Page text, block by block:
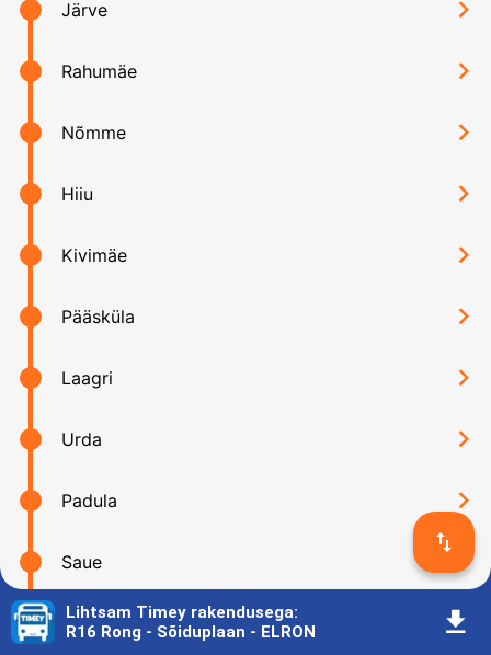
Järve 󰅂
Rahumäe 󰅂
Nõmme 󰅂
Hiiu 󰅂
Kivimäe 󰅂
Pääsküla 󰅂
Laagri 󰅂
Urda 󰅂
Padula 󰅂
Saue 󰅂
Valingu 󰅂
󰓢
Lihtsam Timey rakendusega:
R16 Rong - Sõiduplaan - ELRON
󰇚